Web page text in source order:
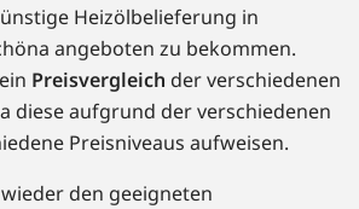
Heizölbelieferung in
angeboten zu bekommen.
Preisvergleich der verschiedenen
diese aufgrund der verschiedenen
Preisniveaus aufweisen.
den geeigneten